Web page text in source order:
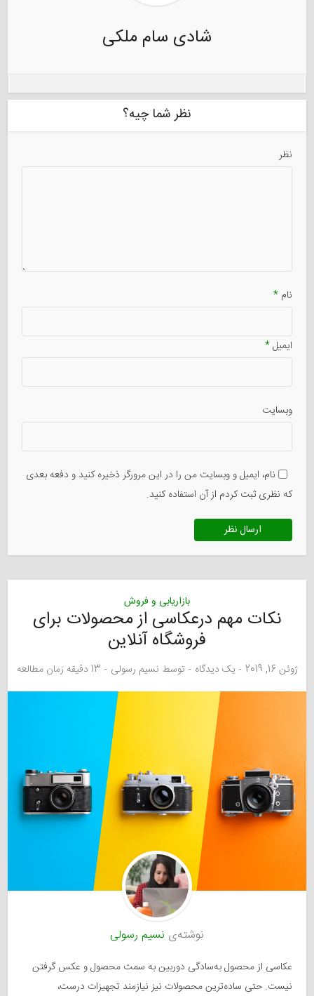
شادی سام ملکی
نظر شما چیه؟
نظر
نام*
ایمیل*
وبسایت
نام، ایمیل و وبسایت من را در این مرورگر ذخیره کنید و دفعه بعدی
که نظری ثبت کردم از آن استفاده کنید.
بازاریابی و فروش
نکات مهم درعکاسی از محصولات برای
فروشگاه آنلاین
ژوئن 16, 2019 یک دیدگاه توسط نسیم رسولی 13 دقیقه زمان مطالعه
نوشته‌ی نسیم رسولی
عکاسی از محصول به‌سادگی دوربین به سمت محصول و عکس گرفتن
نیست. حتی ساده‌ترین محصولات نیز نیازمند تجهیزات درست،